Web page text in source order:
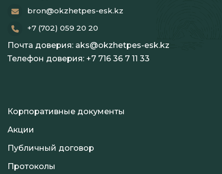
bron@okzhetpes-esk.kz
+7 (702) 059 20 20
Почта доверия: aks@okzhetpes-esk.kz
Телефон доверия: +7 716 36 7 11 33
Корпоративные документы
Акции
Публичный договор
Протоколы